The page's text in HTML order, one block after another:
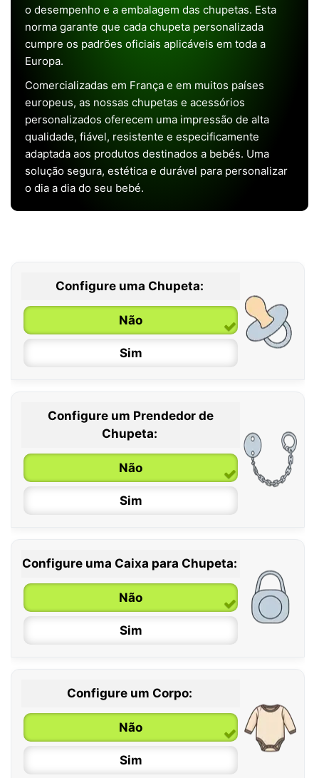
o desempenho e a embalagem das chupetas. Esta
norma garante que cada chupeta personalizada
cumpre os padrões oficiais aplicáveis em toda a
Europa.
Comercializadas em França e em muitos países
europeus, as nossas chupetas e acessórios
personalizados oferecem uma impressão de alta
qualidade, fiável, resistente e especificamente
adaptada aos produtos destinados a bebés. Uma
solução segura, estética e durável para personalizar
o dia a dia do seu bebé.
Configure uma Chupeta:
Não
Sim
0 / 6 meses
6 / 36 meses
Configure um Prendedor de
Chupeta:
Não
Sim
Configure uma Caixa para Chupeta:
Não
Sim
Configure um Corpo:
Não
Sim